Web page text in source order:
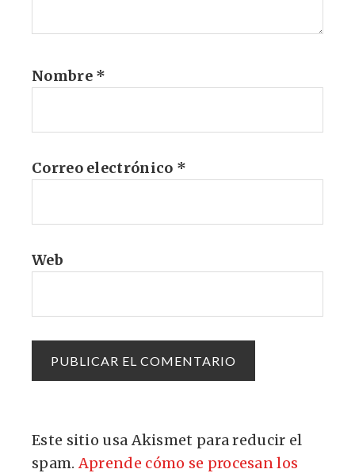
Nombre *
Correo electrónico *
Web
Este sitio usa Akismet para reducir el
spam.Aprende cómo se procesan los